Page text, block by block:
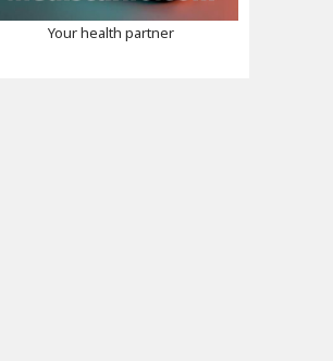
Your health partner